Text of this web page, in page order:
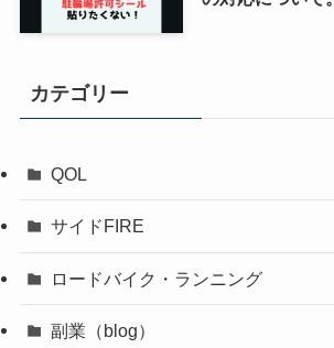
カテゴリー
QOL
サイドFIRE
ロードバイク・ランニング
副業（blog）